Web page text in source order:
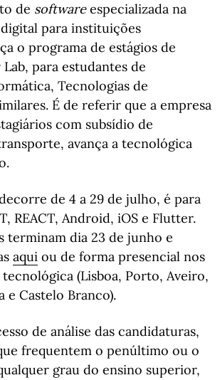
de softwareespecializada na
para instituições
o programa de estágios de
para estudantes de
Tecnologias de
É de referir que a empresa
com subsídio de
avança a tecnológica
de 4 a 29 de julho, é para
REACT, Android, iOS e Flutter.
terminam dia 23 de junho e
aqui ou de forma presencial nos
(Lisboa, Porto, Aveiro,
e Castelo Branco).
de análise das candidaturas,
frequentem o penúltimo ou o
grau do ensino superior,